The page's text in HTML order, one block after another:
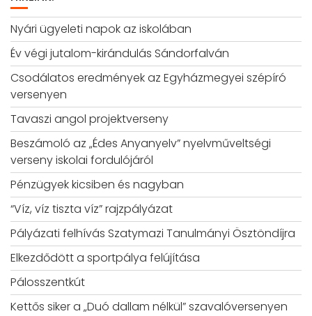
Nyári ügyeleti napok az iskolában
Év végi jutalom-kirándulás Sándorfalván
Csodálatos eredmények az Egyházmegyei szépíró
versenyen
Tavaszi angol projektverseny
Beszámoló az „Édes Anyanyelv” nyelvműveltségi
verseny iskolai fordulójáról
Pénzügyek kicsiben és nagyban
“Víz, víz tiszta víz” rajzpályázat
Pályázati felhívás Szatymazi Tanulmányi Ösztöndíjra
Elkezdődött a sportpálya felújítása
Pálosszentkút
Kettős siker a „Duó dallam nélkül” szavalóversenyen